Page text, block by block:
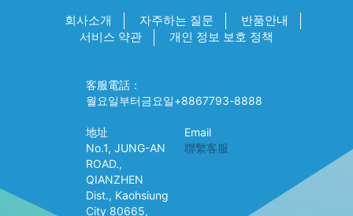
회사소개 자주하는 질문
반품안내
서비스 약관
개인 정보 보호 정책
客服電話：
월요일부터금요일+8867793-8888
地址
No.1, JUNG-AN
ROAD.,
QIANZHEN
Dist., Kaohsiung
City 80665,
Email
聯繫客服